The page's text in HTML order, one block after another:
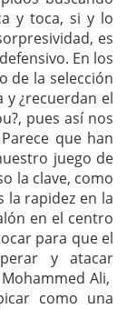
y toca, si y lo
es
En los
de la selección
y ¿recuerdan el
pues así nos
que han
juego de
la clave, como
la rapidez en la
en el centro
para que el
y atacar
Ali,
como una